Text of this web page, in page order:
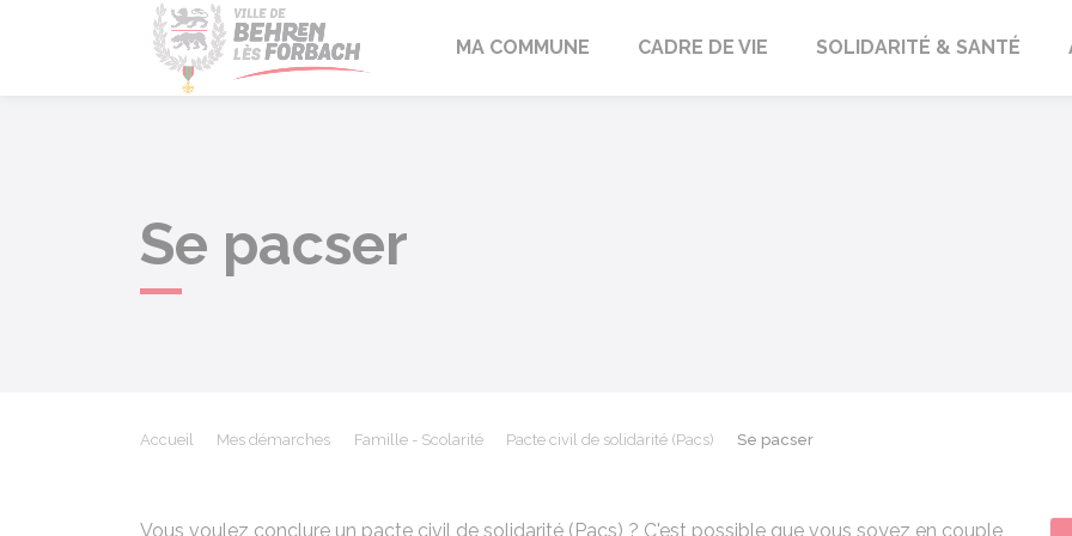
Behren-lès-Forbach
MA COMMUNE CADRE DE VIE SOLIDARITÉ & SANTÉ
Se pacser
Accueil Mes démarches Famille - Scolarité Pacte civil de solidarité (Pacs) Se pacser
Vous voulez conclure un pacte civil de solidarité (Pacs) ? C'est possible que vous soyez en couple